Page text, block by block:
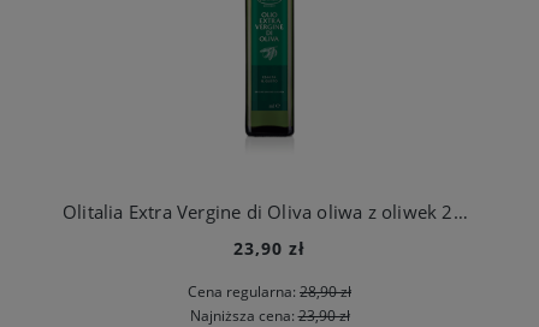
Olitalia Extra Vergine di Oliva oliwa z oliwek 250 ml
23,90 zł
Cena regularna: 28,90 zł
Najniższa cena:23,90 zł